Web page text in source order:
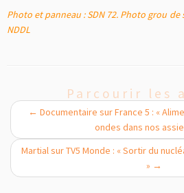
Photo et panneau : SDN 72. Photo grou de
NDDL
Parcourir les
← Documentaire sur France 5 : «
ondes dans nos
Martial sur TV5 Monde : « Sortir du
» →